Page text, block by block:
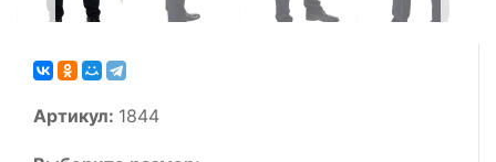
Артикул: 1844